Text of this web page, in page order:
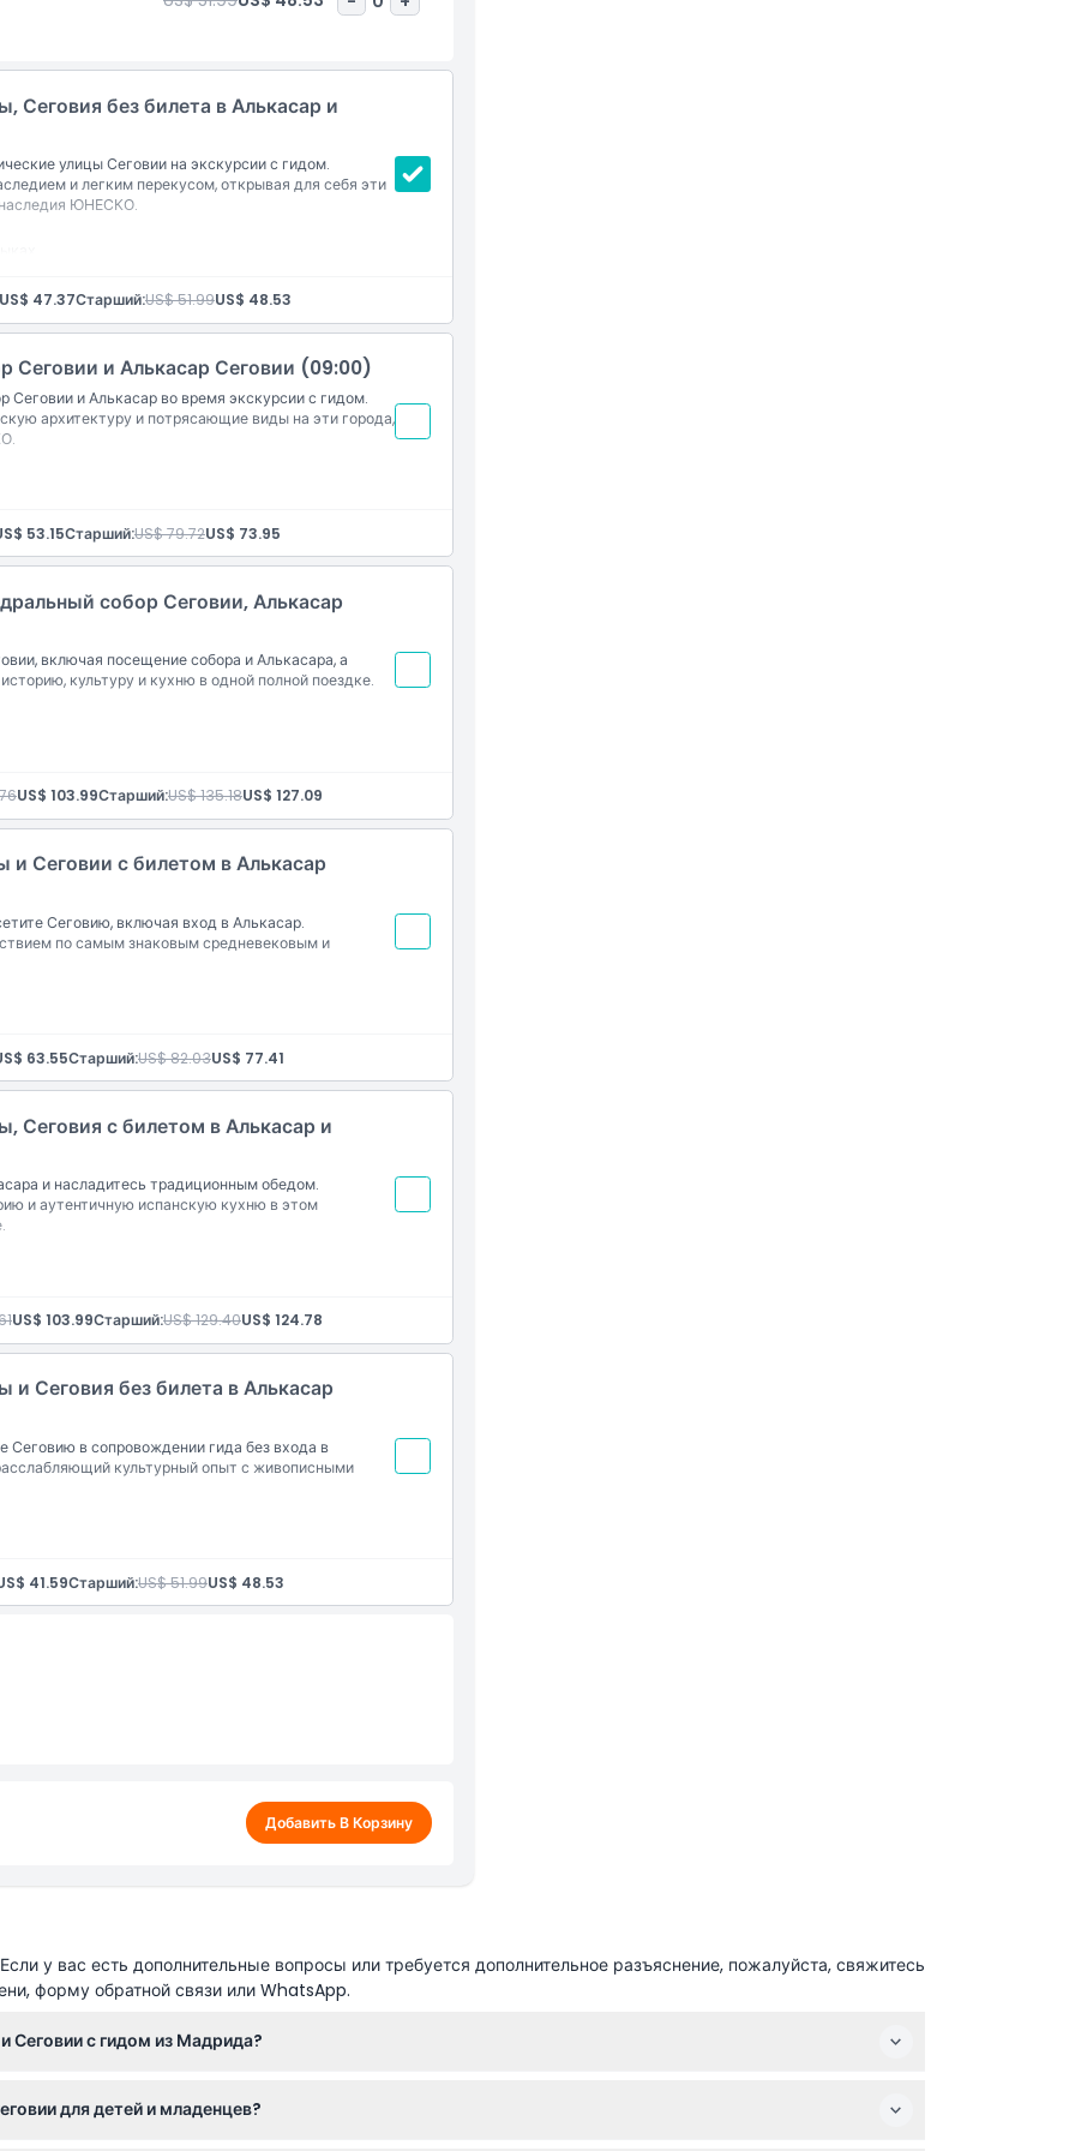
без билета в Алькасар и
улицы Сеговии на экскурсии с гидом.
и легким перекусом, открывая для себя эти
наследия ЮНЕСКО.
US$ 47.37Старший:US$ 51.99US$ 48.53
Сеговии и Алькасар Сеговии (09:00)
Сеговии и Алькасар во время экскурсии с гидом.
архитектуру и потрясающие виды на эти города,
53.15Старший:US$ 79.72US$ 73.95
собор Сеговии, Алькасар
включая посещение собора и Алькасара, а
культуру и кухню в одной полной поездке.
US$ 103.99Старший:US$ 135.18US$ 127.09
Сеговии с билетом в Алькасар
Сеговию, включая вход в Алькасар.
по самым знаковым средневековым и
63.55Старший:US$ 82.03US$ 77.41
Сеговия с билетом в Алькасар и
и насладитесь традиционным обедом.
и аутентичную испанскую кухню в этом
«Ла Гранха», жареный молочный поросёнок,
хлеб, вино и минеральная вода
US$ 103.99Старший:US$ 129.40US$ 124.78
Сеговия без билета в Алькасар
Сеговию в сопровождении гида без входа в
культурный опыт с живописными
41.59Старший:US$ 51.99US$ 48.53
Добавить В Корзину
у вас есть дополнительные вопросы или требуется дополнительное разъяснение, пожалуйста, свяжитесь
форму обратной связи или WhatsApp.
Сеговии с гидом из Мадрида?
для детей и младенцев?